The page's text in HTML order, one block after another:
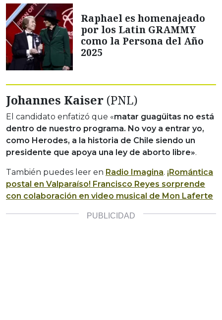
Raphael es homenajeado
por los Latin GRAMMY
como la Persona del Año
2025
Johannes Kaiser (PNL)
El candidato enfatizó que «matar guagüitas no está
dentro de nuestro programa. No voy a entrar yo,
como Herodes, a la historia de Chile siendo un
presidente que apoya una ley de aborto libre».
También puedes leer en Radio Imagina. ¡Romántica
postal en Valparaíso! Francisco Reyes sorprende
con colaboración en video musical de Mon Laferte